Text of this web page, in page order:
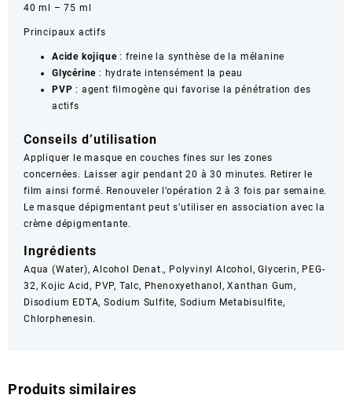
40 ml – 75 ml
Principaux actifs
Acide kojique: freine la synthèse de la mélanine
Glycérine : hydrate intensément la peau
PVP : agent filmogène qui favorise la pénétration des
actifs
Conseils d’utilisation
Appliquer le masque en couches fines sur les zones
concernées. Laisser agir pendant 20 à 30 minutes. Retirer le
film ainsi formé. Renouveler l’opération 2 à 3 fois par semaine.
Le masque dépigmentant peut s’utiliser en association avec la
crème dépigmentante.
Ingrédients
Aqua (Water), Alcohol Denat., Polyvinyl Alcohol, Glycerin, PEG-
32, Kojic Acid, PVP, Talc, Phenoxyethanol, Xanthan Gum,
Disodium EDTA, Sodium Sulfite, Sodium Metabisulfite,
Chlorphenesin.
Produits similaires